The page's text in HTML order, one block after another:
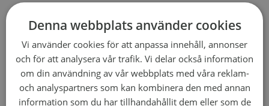
7. Vilken är den idealiska
serveringstemperaturen för
rödvin?
Generellt bör lätta rödviner serveras vid cirka 12-
14°C, medan fylligare rödviner trivs bäst vid 16-18°C.
Denna webbplats använder cookies
Vi använder cookies för att anpassa innehåll, annonser
och för att analysera vår trafik. Vi delar också information
om din användning av vår webbplats med våra reklam-
och analyspartners som kan kombinera den med annan
information som du har tillhandahållit dem eller som de